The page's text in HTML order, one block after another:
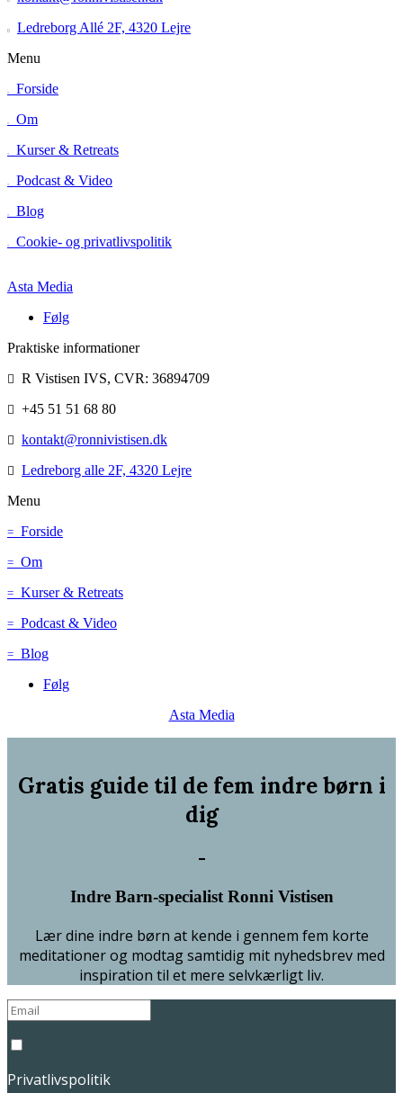

Ledreborg Allé 2F, 4320 Lejre
Menu
= Forside
= Om
= Kurser & Retreats
= Podcast & Video
= Blog
= Cookie- og privatlivspolitik
Asta Media
Følg
Praktiske informationer
 R Vistisen IVS, CVR: 36894709
 +45 51 51 68 80
 kontakt@ronnivistisen.dk

Ledreborg alle 2F, 4320 Lejre
Menu
= Forside
= Om
= Kurser & Retreats
= Podcast & Video
= Blog
Følg
Asta Media
Gratis guide til de fem indre børn i
dig
-
Indre Barn-specialist Ronni Vistisen
Lær dine indre børn at kende i gennem fem korte
meditationer og modtag samtidig mit nyhedsbrev med
inspiration til et mere selvkærligt liv.
Privatlivspolitik